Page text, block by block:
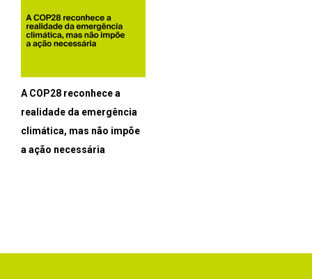
A COP28 reconhece a
realidade da emergência
climática, mas não impõe
a ação necessária